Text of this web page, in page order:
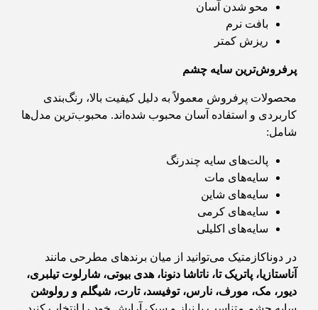
محو شدن آسان
بافت نرم
ریزش کمتر
پرفروش‌ترین سایه چشم
محصولات پرفروش معمولاً به دلیل کیفیت بالا، رنگ‌بندی
کاربردی و استفاده آسان محبوب شده‌اند. محبوب‌ترین مدل‌ها
شامل:
پالت‌های سایه چندرنگ
سایه‌های مات
سایه‌های شاین
سایه‌های کرمی
سایه‌های اکلیلی
در دوناکازمتیک می‌توانید از میان برندهای مطرحی مانند
آناستازیا، پاتریک تا، ناتاشا دنونا، هدی بیوتی، شارلوت تیلبری،
دیور، مک، مورف، نارس، توفیسد، تارت، شیگلم و رولوشن